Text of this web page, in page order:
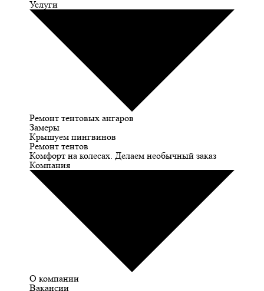
Услуги
Ремонт тентовых ангаров
Замеры
Крышуем пингвинов
Ремонт тентов
Комфорт на колесах. Делаем необычный заказ
Компания
О компании
Вакансии